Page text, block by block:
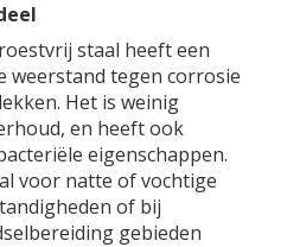
staal heeft een
weerstand tegen corrosie
Het is weinig
en heeft ook
eigenschappen.
voor natte of vochtige
of bij
gebieden